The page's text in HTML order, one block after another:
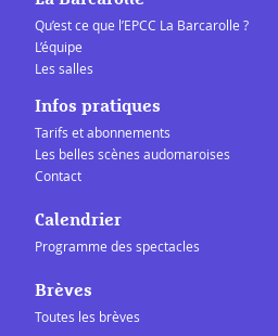
Qu’est ce que l’EPCC La Barcarolle ?
L’équipe
Les salles
Infos pratiques
Tarifs et abonnements
Les belles scènes audomaroises
Contact
Calendrier
Programme des spectacles
Brèves
Toutes les brèves